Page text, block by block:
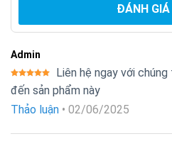
ĐÁNH GIÁ
Admin
Được xếp
hạng
55
Liên hệ ngay với
đến sản phẩm này
Thảo luận • 02/06/2025